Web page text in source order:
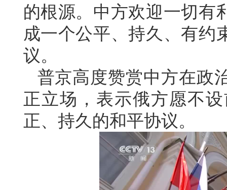
的根源。中方欢迎一切有
成一个公平、持久、有约
议。
普京高度赞赏中方在政
正立场，表示俄方愿不
正、持久的和平协议。